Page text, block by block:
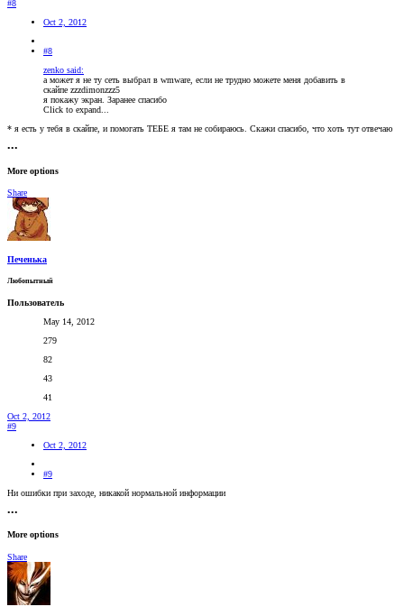
#8
Oct 2, 2012
#8
zenko said:
а может я не ту сеть выбрал в wmware, если не трудно можете меня добавить в
скайпе zzzdimonzzz5
я покажу экран. Заранее спасибо
Click to expand...
* я есть у тебя в скайпе, и помогать ТЕБЕ я там не собираюсь. Скажи спасибо, что хоть тут отвечаю
•••
More options
Share
Печенька
Любопытный
Пользователь
May 14, 2012
279
82
43
41
Oct 2, 2012
#9
Oct 2, 2012
#9
Ни ошибки при заходе, никакой нормальной информации
•••
More options
Share